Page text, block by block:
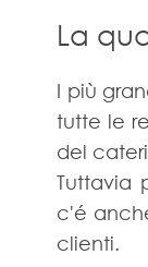
La
I più
tutte le
del
Tuttavia
c'é
clienti.